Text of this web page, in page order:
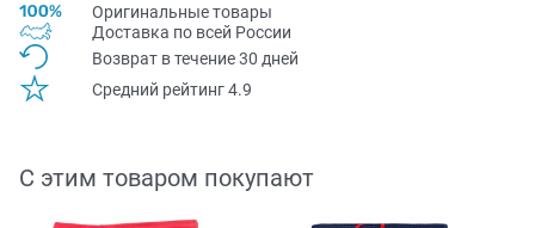
Оригинальные товары
Доставка по всей Pоссии
Возврат в течение 30 дней
Средний рейтинг 4.9
С этим товаром покупают